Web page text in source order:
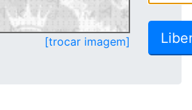
[trocar imagem]